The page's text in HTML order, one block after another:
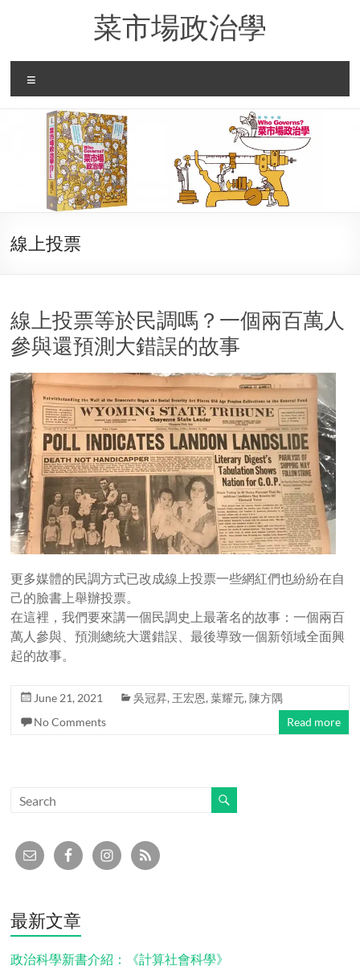
菜市場政治學
線上投票
線上投票等於民調嗎？一個兩百萬人
參與還預測大錯誤的故事
更多媒體的民調方式已改成線上投票一些網紅們也紛紛在自
己的臉書上舉辦投票。
在這裡，我們要來講一個民調史上最著名的故事：一個兩百
萬人參與、預測總統大選錯誤、最後導致一個新領域全面興
起的故事。
June 21, 2021 吳冠昇, 王宏恩,葉耀元,陳方隅
No Comments
Read more
最新文章
政治科學新書介紹：《計算社會科學》